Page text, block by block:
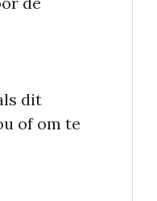
dit
of om te